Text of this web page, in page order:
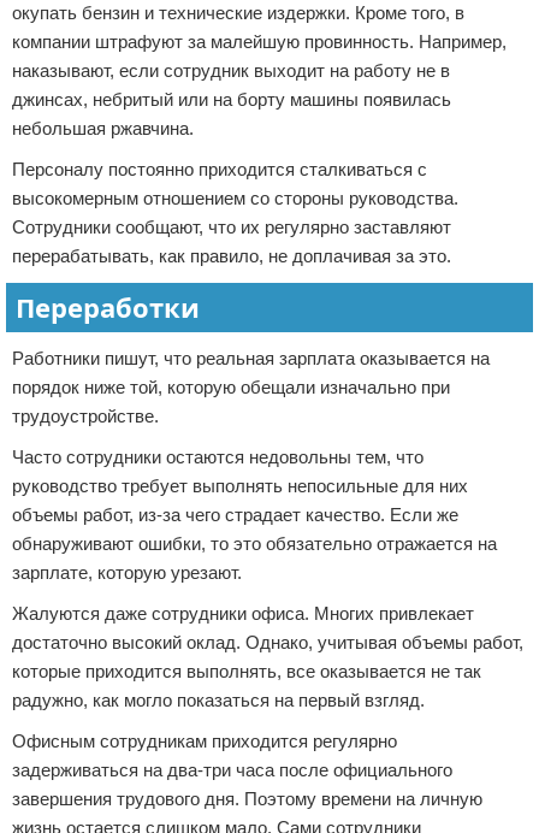
окупать бензин и технические издержки. Кроме того, в
компании штрафуют за малейшую провинность. Например,
наказывают, если сотрудник выходит на работу не в
джинсах, небритый или на борту машины появилась
небольшая ржавчина.
Персоналу постоянно приходится сталкиваться с
высокомерным отношением со стороны руководства.
Сотрудники сообщают, что их регулярно заставляют
перерабатывать, как правило, не доплачивая за это.
Переработки
Работники пишут, что реальная зарплата оказывается на
порядок ниже той, которую обещали изначально при
трудоустройстве.
Часто сотрудники остаются недовольны тем, что
руководство требует выполнять непосильные для них
объемы работ, из-за чего страдает качество. Если же
обнаруживают ошибки, то это обязательно отражается на
зарплате, которую урезают.
Жалуются даже сотрудники офиса. Многих привлекает
достаточно высокий оклад. Однако, учитывая объемы работ,
которые приходится выполнять, все оказывается не так
радужно, как могло показаться на первый взгляд.
Офисным сотрудникам приходится регулярно
задерживаться на два-три часа после официального
завершения трудового дня. Поэтому времени на личную
жизнь остается слишком мало. Сами сотрудники